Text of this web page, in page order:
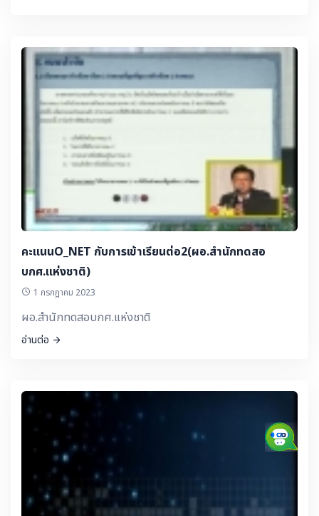
คะแนนO_NET กับการเข้าเรียนต่อ2(ผอ.สำนักทดสอ
บกศ.แห่งชาติ)
1 กรกฎาคม 2023
ผอ.สำนักทดสอบกศ.แห่งชาติ
อ่านต่อ